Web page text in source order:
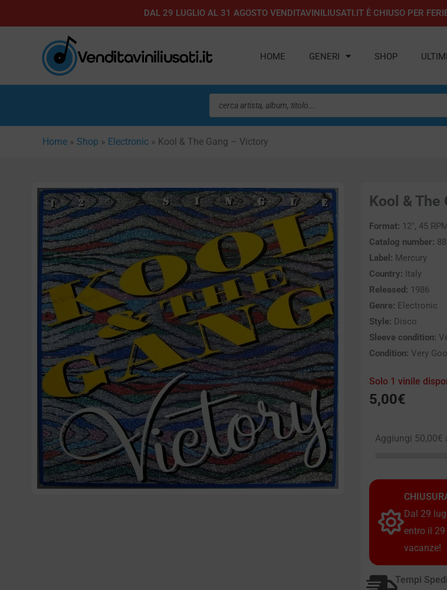
al
DAL 29 LUGLIO AL 31 AGOSTO VENDITAVINILIUSATI.IT È CHIUSO PER
HOME GENERI SHOP
Ricerca
prodotti
Home » Shop » Electronic » Kool & The Gang – Victory
Kool &
Format: 12″, 45
Catalog number:
Label: Mercury
Country: Italy
Released: 1986
Genre: Electronic
Style: Disco
Sleeve condition:
Condition: Very
Solo 1 vinile
5,00€
Aggiungi 50,00€
Dal 29
entro il
vacanze!
Tempi